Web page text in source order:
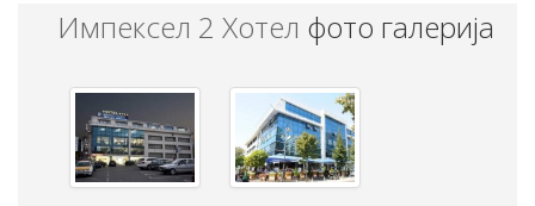
Импексел 2 Хотел фото галерија